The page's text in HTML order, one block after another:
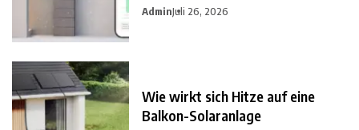
AdminJuli 26, 2026
Wie wirkt sich Hitze auf eine
Balkon-Solaranlage